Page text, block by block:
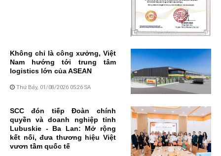
Không chỉ là công xưởng, Việt
Nam hướng tới trung tâm
logistics lớn của ASEAN
Thứ Bảy, 01/08/2026 05:26 SA
SCC đón tiếp Đoàn chính
quyền và doanh nghiệp tỉnh
Lubuskie - Ba Lan: Mở rộng
kết nối, đưa thương hiệu Việt
vươn tầm quốc tế